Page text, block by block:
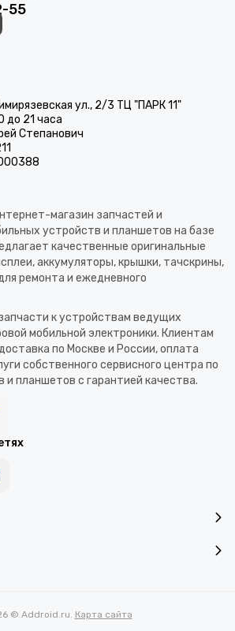
55
ул., 2/3 ТЦ "ПАРК 11"
до 21 часа
Степанович
магазин запчастей и
устройств и планшетов на базе
качественные оригинальные
аккумуляторы, крышки, тачскрины,
ремонта и ежедневного
к устройствам ведущих
мобильной электроники. Клиентам
по Москве и России, оплата
собственного сервисного центра по
планшетов с гарантией качества.
© Addroid.ru. Карта сайта